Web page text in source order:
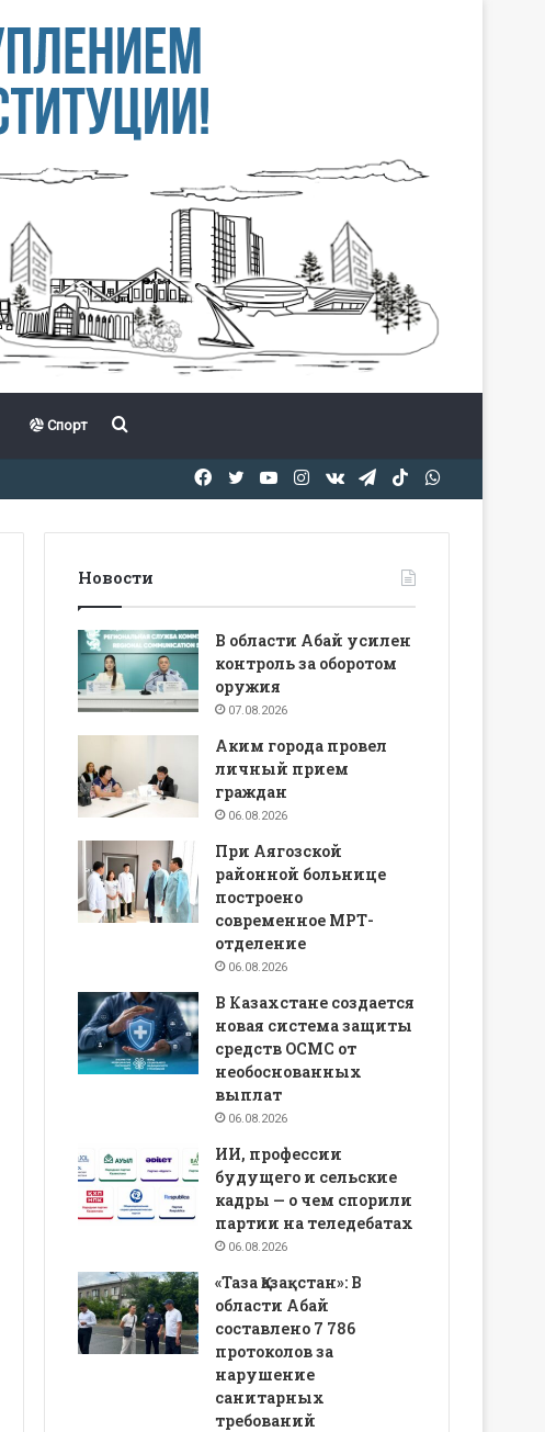
Спорт Іздеу
TikTok
Telegram
vk.com
Instagram
YouTube
Twitter
Facebook
Новости
В области Абай усилен
контроль за оборотом
оружия
07.08.2026
Аким города провел
личный прием
граждан
06.08.2026
При Аягозской
районной больнице
построено
современное МРТ-
отделение
06.08.2026
В Казахстане создается
новая система защиты
средств ОСМС от
необоснованных
выплат
06.08.2026
ИИ, профессии
будущего и сельские
кадры — о чем спорили
партии на теледебатах
06.08.2026
«Таза Қазақстан»: В
области Абай
составлено 7 786
протоколов за
нарушение
санитарных
требований